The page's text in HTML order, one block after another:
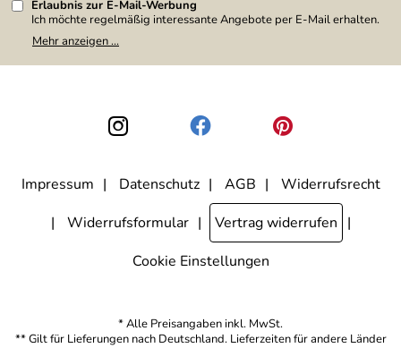
Erlaubnis zur E-Mail-Werbung
Ich möchte regelmäßig interessante Angebote per E-Mail erhalten.
Meine E-Mail-Adresse wird nicht an andere Unternehmen
weitergegeben. Zu statistischen Zwecken wird in anonymer Form
den Link "Abmelden" am Ende des Newsletters anklicke. Die
Datenschutzerklärung
habe ich zur Kenntnis genommen.
Mehr anzeigen ...
Impressum Datenschutz AGB
Widerrufsrecht
Widerrufsformular
Vertrag widerrufen
Cookie Einstellungen
* Alle Preisangaben inkl. MwSt.
** Gilt für Lieferungen nach Deutschland. Lieferzeiten für andere Länder